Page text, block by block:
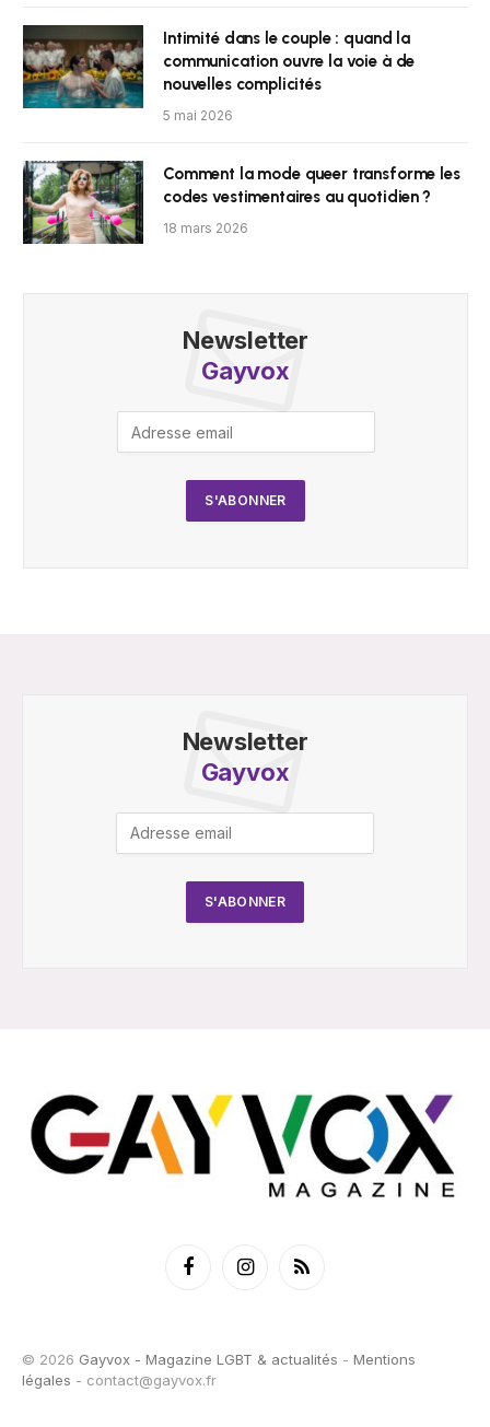
Intimité dans le couple : quand la
communication ouvre la voie à de
nouvelles complicités
5 mai 2026
Comment la mode queer transforme les
codes vestimentaires au quotidien ?
18 mars 2026
Newsletter
Gayvox
Newsletter
Gayvox
FacebookInstagramRSS
© 2026 Gayvox - Magazine LGBT & actualités - Mentions
légales - contact@gayvox.fr